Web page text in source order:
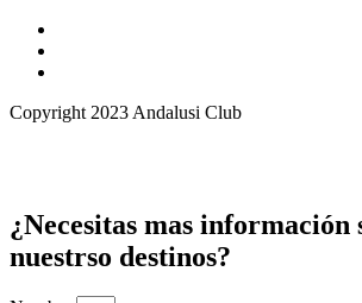
Copyright 2023 Andalusi Club
¿Necesitas mas información
nuestrso destinos?